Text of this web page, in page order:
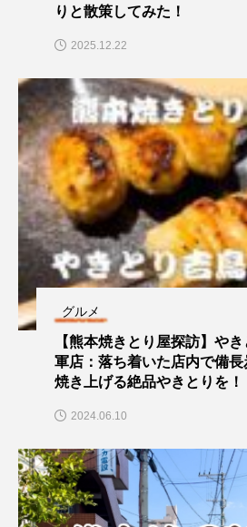
りと散策してみた！
2025.12.22
グルメ
【熊本焼きとり屋探訪】や
軍店：落ち着いた店内で備長
焼き上げる絶品やきとりを！
2024.06.10